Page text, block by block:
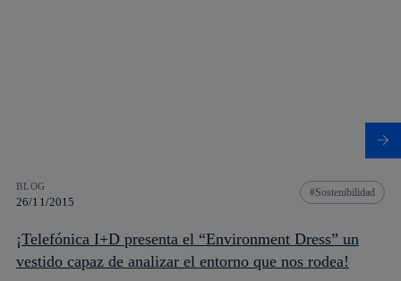
BLOG
26/11/2015
Sostenibilidad
¡Telefónica I+D presenta el “Environment Dress” un
vestido capaz de analizar el entorno que nos rodea!